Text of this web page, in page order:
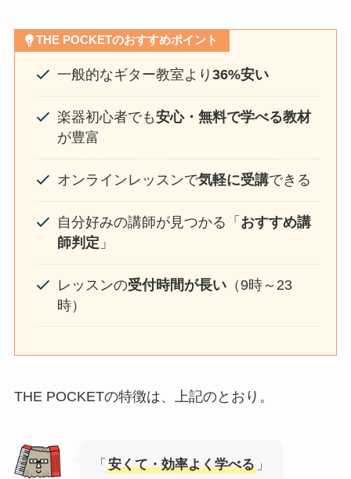
THE POCKETのおすすめポイント
一般的なギター教室より 36%安い
楽器初心者でも安心・無料で学べる教材
が豊富
オンラインレッスンで気軽に受講できる
自分好みの講師が見つかる「 おすすめ講
師判定 」
レッスンの受付時間が長い（9時～23
時）
THE POCKETの特徴は、上記のとおり。
「 安くて・効率よく学べる」